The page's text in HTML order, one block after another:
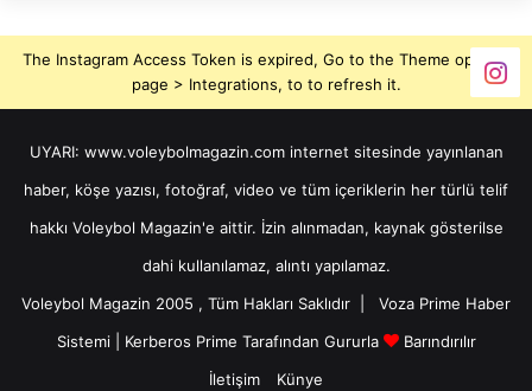
The Instagram Access Token is expired, Go to the Theme options
page > Integrations, to to refresh it.
UYARI: www.voleybolmagazin.com internet sitesinde yayınlanan
haber, köşe yazısı, fotoğraf, video ve tüm içeriklerin her türlü telif
hakkı Voleybol Magazin'e aittir. İzin alınmadan, kaynak gösterilse
dahi kullanılamaz, alıntı yapılamaz.
Voleybol Magazin 2005 , Tüm Hakları Saklıdır | Voza Prime Haber
Sistemi| Kerberos Prime Tarafından Gururla
Barındırılır
İletişim
Künye